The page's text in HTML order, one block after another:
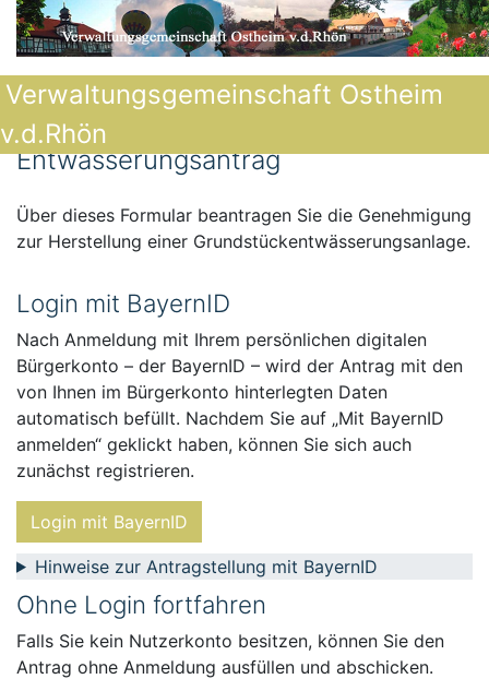
Verwaltungsgemeinschaft Ostheim
v.d.Rhön
Entwässerungsantrag
Über dieses Formular beantragen Sie die Genehmigung
zur Herstellung einer Grundstückentwässerungsanlage.
Login mit BayernID
Nach Anmeldung mit Ihrem persönlichen digitalen
Bürgerkonto – der BayernID – wird der Antrag mit den
von Ihnen im Bürgerkonto hinterlegten Daten
automatisch befüllt. Nachdem Sie auf „Mit BayernID
anmelden“ geklickt haben, können Sie sich auch
zunächst registrieren.
Login mit BayernID
Hinweise zur Antragstellung mit BayernID
Ohne Login fortfahren
Falls Sie kein Nutzerkonto besitzen, können Sie den
Antrag ohne Anmeldung ausfüllen und abschicken.